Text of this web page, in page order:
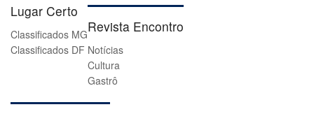
Lugar Certo
Classificados MG
Classificados DF
Revista Encontro
Notícias
Cultura
Gastrô